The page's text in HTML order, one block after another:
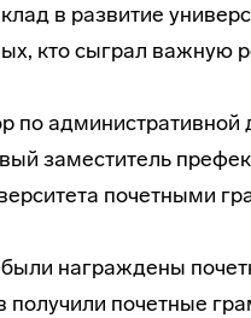
в развитие
кто сыграл важную
по административной
заместитель
почетными
были награждены
получили почетные